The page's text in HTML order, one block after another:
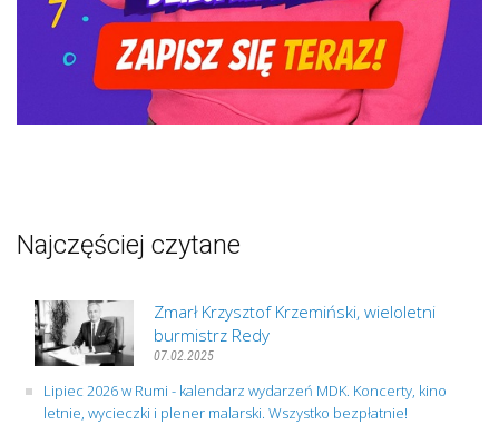
Najczęściej czytane
Zmarł Krzysztof Krzemiński, wieloletni
burmistrz Redy
07.02.2025
Lipiec 2026 w Rumi - kalendarz wydarzeń MDK. Koncerty, kino
letnie, wycieczki i plener malarski. Wszystko bezpłatnie!